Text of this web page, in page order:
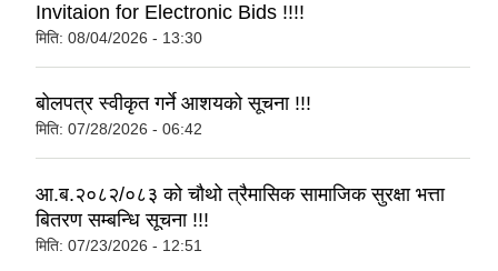
Invitaion for Electronic Bids !!!!
मिति: 08/04/2026 - 13:30
बोलपत्र स्वीकृत गर्ने आशयको सूचना !!!
मिति: 07/28/2026 - 06:42
आ.ब.२०८२/०८३ को चौथो त्रैमासिक सामाजिक सुरक्षा भत्ता
बितरण सम्बन्धि सूचना !!!
मिति: 07/23/2026 - 12:51